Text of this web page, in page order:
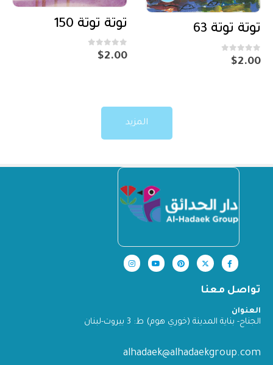
توتة توتة 63
0
out of 5
$2.00
توتة توتة 150
0
out of 5
$2.00
المزيد
تواصل معنا
العنوان
الجناح- بناية المدينة (خوري هوم) ط: 3 بيروت-لبنان
alhadaek@alhadaekgroup.com